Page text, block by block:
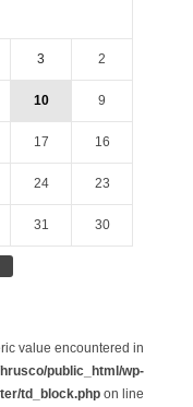
2
3
9
10
16
17
23
24
30
31
value encountered in
public_html/wp-
td_block.php on line